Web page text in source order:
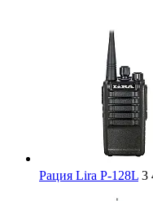
Рация Lira P-128L 3